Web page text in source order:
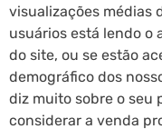
visualizações médias
usuários está lendo o
do site, ou se estão
demográfico dos
diz muito sobre o seu
considerar a venda